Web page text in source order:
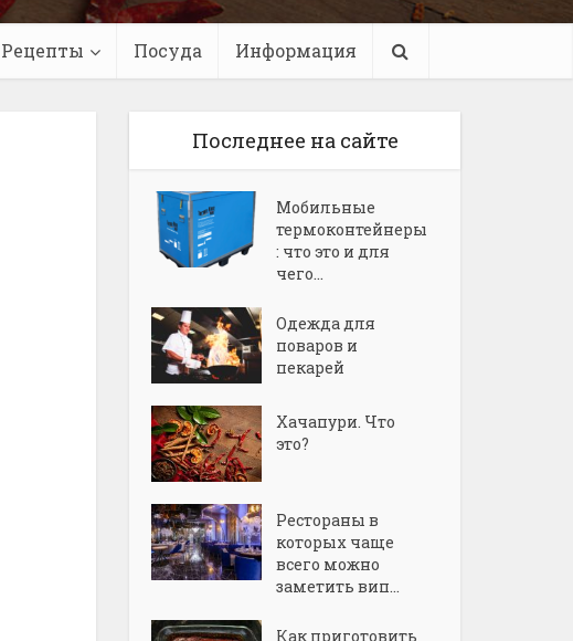
Рецепты Посуда Информация
Последнее на сайте
Мобильные
термоконтейнеры
: что это и для
чего...
Одежда для
поваров и
пекарей
Хачапури. Что
это?
Рестораны в
которых чаще
всего можно
заметить вип...
Как приготовить